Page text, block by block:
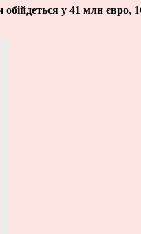
обійдеться у 41 млн євро,